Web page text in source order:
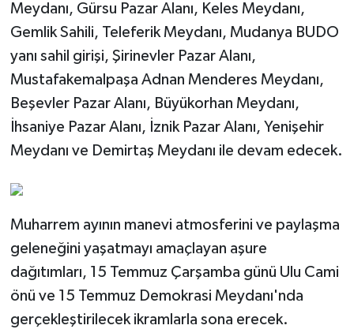
Meydanı, Gürsu Pazar Alanı, Keles Meydanı,
Gemlik Sahili, Teleferik Meydanı, Mudanya BUDO
yanı sahil girişi, Şirinevler Pazar Alanı,
Mustafakemalpaşa Adnan Menderes Meydanı,
Beşevler Pazar Alanı, Büyükorhan Meydanı,
İhsaniye Pazar Alanı, İznik Pazar Alanı, Yenişehir
Meydanı ve Demirtaş Meydanı ile devam edecek.
Muharrem ayının manevi atmosferini ve paylaşma
geleneğini yaşatmayı amaçlayan aşure
dağıtımları, 15 Temmuz Çarşamba günü Ulu Cami
önü ve 15 Temmuz Demokrasi Meydanı'nda
gerçekleştirilecek ikramlarla sona erecek.